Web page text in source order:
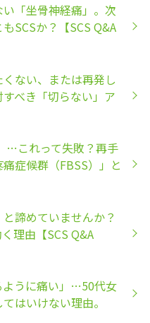
「坐骨神経痛」。次
SCSか？【SCS Q&A
くない、または再発し
べき「切らない」ア
…これって失敗？再手
症候群（FBSS）」と
諦めていませんか？
理由【SCS Q&A
ように痛い」…50代女
はいけない理由。